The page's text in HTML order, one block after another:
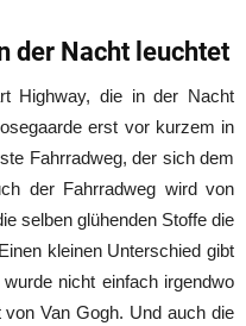
der Nacht leuchtet
Highway, die in der Nacht
erst vor kurzem in
Fahrradweg, der sich dem
der Fahrradweg wird von
selben glühenden Stoffe die
kleinen Unterschied gibt
nicht einfach irgendwo
Van Gogh. Und auch die